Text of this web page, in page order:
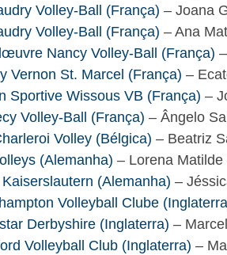
Volley-Ball (França) – Joana
Volley-Ball (França) – Ana
Nancy Volley-Ball (França)
Vernon St. Marcel (França) –
Sportive Wissous VB (França) –
Volley-Ball (França) – Ângelo
Volley (Bélgica) – Beatriz
(Alemanha) – Lorena Matilde
(Alemanha) –
Volleyball Clube
Derbyshire (Inglaterra) –
Volleyball Club (Inglaterra) –